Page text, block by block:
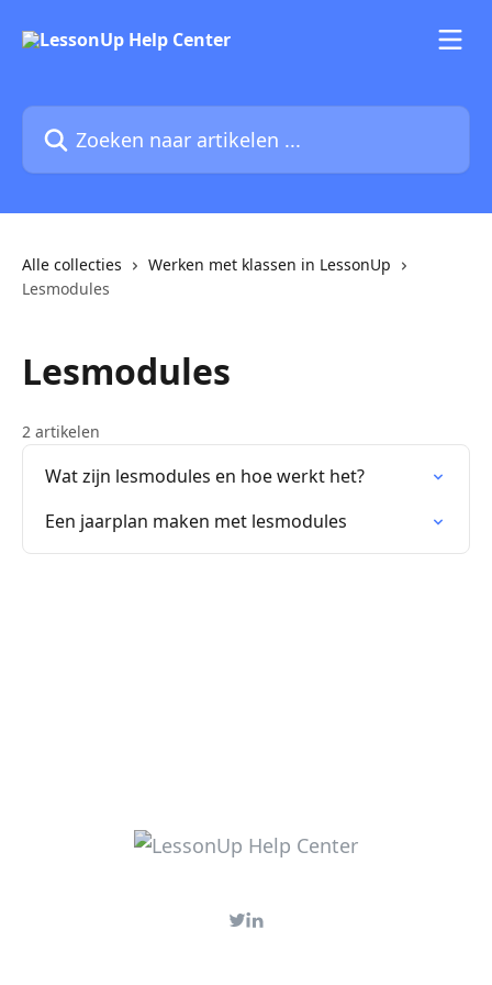
Zoeken naar artikelen ...
Alle collecties
Werken met klassen in LessonUp
Lesmodules
Lesmodules
2 artikelen
Wat zijn lesmodules en hoe werkt het?
Een jaarplan maken met lesmodules